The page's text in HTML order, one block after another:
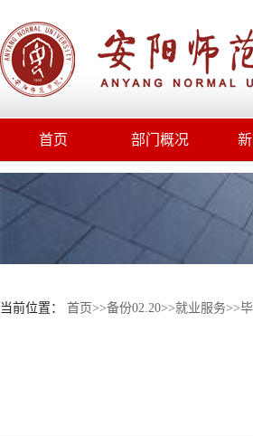
首页 部门概况
当前位置： 首页>>备份02.20>>就业服务>>